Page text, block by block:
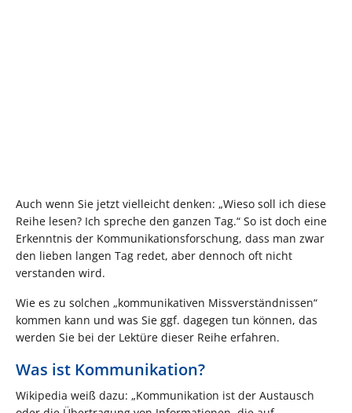
Auch wenn Sie jetzt vielleicht denken: „Wieso soll ich diese
Reihe lesen? Ich spreche den ganzen Tag.“ So ist doch eine
Erkenntnis der Kommunikationsforschung, dass man zwar
den lieben langen Tag redet, aber dennoch oft nicht
verstanden wird.
Wie es zu solchen „kommunikativen Missverständnissen“
kommen kann und was Sie ggf. dagegen tun können, das
werden Sie bei der Lektüre dieser Reihe erfahren.
Was ist Kommunikation?
Wikipedia weiß dazu: „Kommunikation ist der Austausch